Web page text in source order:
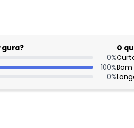
0%
100%
0%
O
Bom